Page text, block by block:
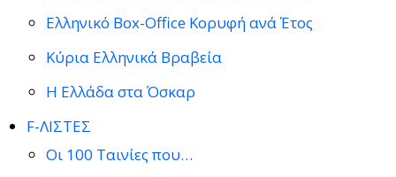
Ελληνικό Box-Office Κορυφή ανά Έτος
Κύρια Ελληνικά Βραβεία
Η Ελλάδα στα Όσκαρ
F-ΛΙΣΤΕΣ
Οι 100 Ταινίες που…